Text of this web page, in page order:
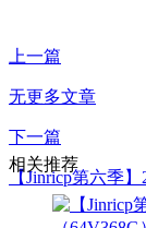
上一篇
无更多文章
下一篇
【Jinricp第六季
相关推荐